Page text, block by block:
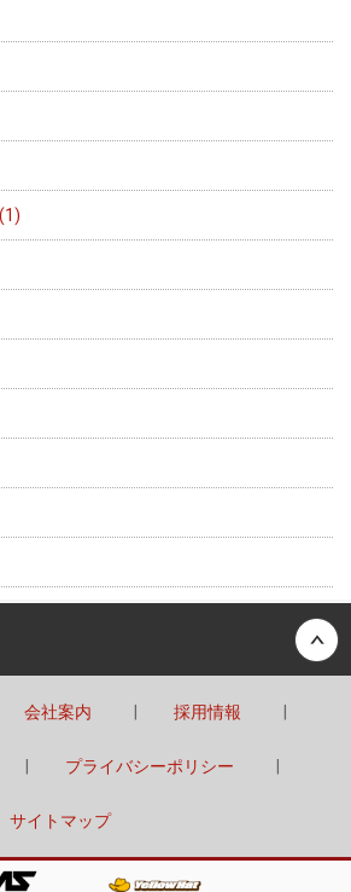
会社案内 採用情報
プライバシーポリシー
サイトマップ